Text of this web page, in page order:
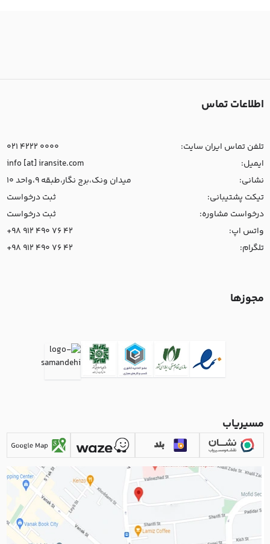
اطلاعات تماس
تلفن تماس ایران سایت:
021 4222 0000
ایمیل:
info [at] iransite.com
نشانی:
میدان ونک،برج نگار،طبقه 9،واحد 10
تیکت پشتیبانی:
ثبت درخواست
درخواست مشاوره:
ثبت درخواست
واتس اپ:
+98 912 490 76 42
تلگرام:
+98 912 490 76 42
مجوزها
مسیریاب